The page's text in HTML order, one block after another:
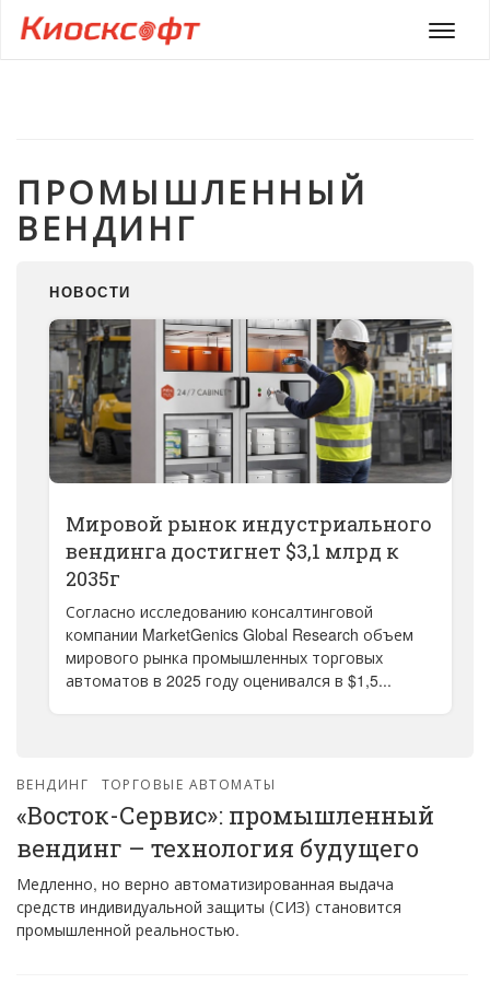
Меню
ПРОМЫШЛЕННЫЙ
ВЕНДИНГ
НОВОСТИ
Мировой рынок индустриального
вендинга достигнет $3,1 млрд к
2035г
Согласно исследованию консалтинговой
компании MarketGenics Global Research объем
мирового рынка промышленных торговых
автоматов в 2025 году оценивался в $1,5...
ВЕНДИНГ ТОРГОВЫЕ АВТОМАТЫ
«Восток-Сервис»: промышленный
вендинг – технология будущего
Медленно, но верно автоматизированная выдача
средств индивидуальной защиты (СИЗ) становится
промышленной реальностью.